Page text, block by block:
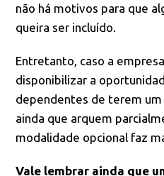
não há motivos para que
queira ser incluído.
Entretanto, caso a
disponibilizar a
dependentes de terem um
ainda que arquem
modalidade opcional faz
Vale lembrar ainda que